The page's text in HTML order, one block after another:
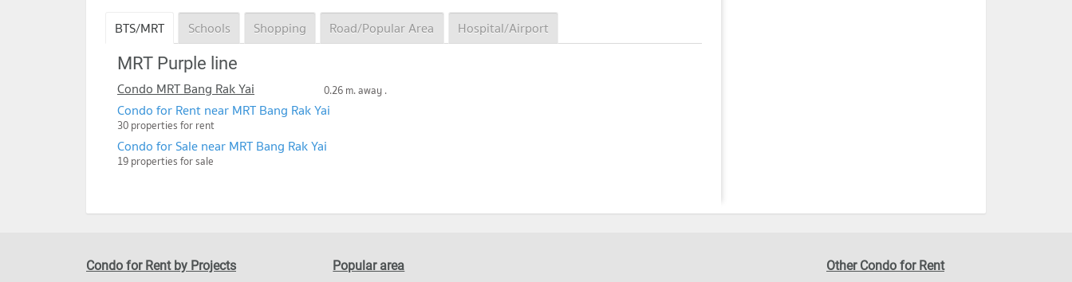
BTS/MRT Schools Shopping Road/Popular Area Hospital/Airport
MRT Purple line
Condo MRT Bang Rak Yai 0.26 m. away .
Condo for Rent near MRT Bang Rak Yai
30 properties for rent
Condo for Sale near MRT Bang Rak Yai
19 properties for sale
Condo for Rent by Projects Popular area Other Condo for Rent